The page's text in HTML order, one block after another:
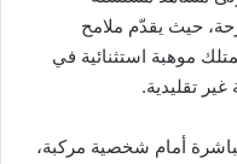
حيث يقدّم ملامح
موهبة استثنائية في
تقليدية.
أمام شخصية مركبة،